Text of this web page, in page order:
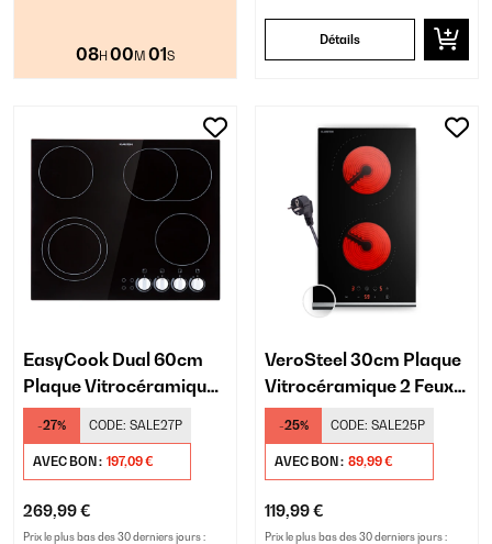
08H00M 00S
Détails
EasyCook Dual 60cm
Plaque Vitrocéramique
4 Feux Noir
-27% CODE: SALE27P
AVEC BON : 197,09 €
269,99 €
Prix le plus bas des 30 derniers jours :
VeroSteel 30cm Plaque
Vitrocéramique 2 Feux
Noir
-25% CODE: SALE25P
AVEC BON : 89,99 €
119,99 €
Prix le plus bas des 30 derniers jours :